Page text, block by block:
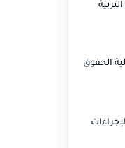
الحقوق
الإجراءات